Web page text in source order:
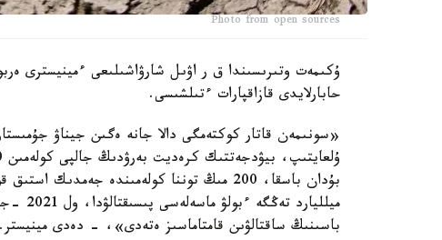
Photo from open sources
ۇكىمەت وتىرىسىندا ق ر اۋىل شارۋاشىلىعى ءمينيسترى
حابارلايدى قازاقپارات ءتىلشىسى.
باسىنىڭ ساقتالۋىن قامتاماسىز ەتەدى»، - دەدى مينيستر.